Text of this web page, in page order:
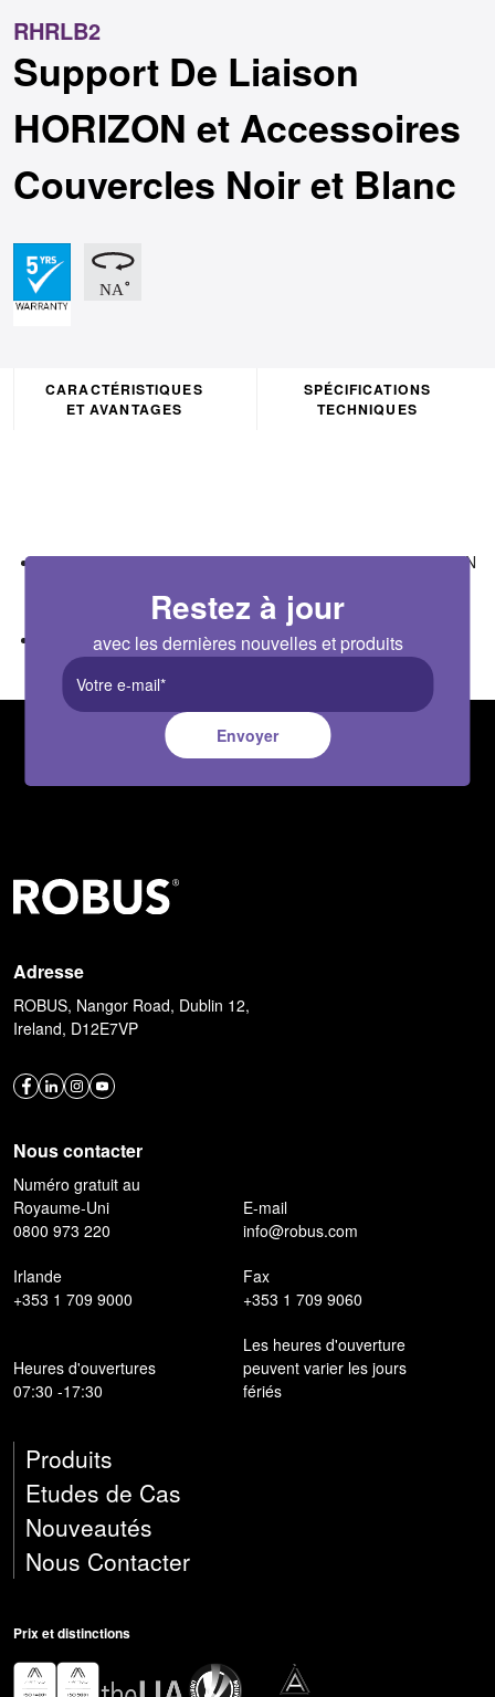
RHRLB2
Support De Liaison
HORIZON et Accessoires
Couvercles Noir et Blanc
CARACTÉRISTIQUES
ET AVANTAGES
SPÉCIFICATIONS
TECHNIQUES
Galvanized steel bracket allowing rigid linking of the HORIZON
White and Black Version included
Restez à jour
avec les dernières nouvelles et produits
Envoyer
Adresse
ROBUS, Nangor Road, Dublin 12,
Ireland, D12E7VP
Nous contacter
Numéro gratuit au
Royaume-Uni
0800 973 220
E-mail
info@robus.com
Irlande
+353 1 709 9000
Fax
+353 1 709 9060
Heures d'ouvertures
07:30 -17:30
Les heures d'ouverture
peuvent varier les jours
fériés
Produits
Etudes de Cas
Nouveautés
Nous Contacter
Prix ​​et distinctions